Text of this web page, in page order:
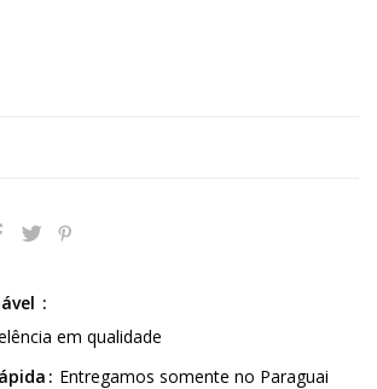
em qualidade
Entregamos somente no Paraguai